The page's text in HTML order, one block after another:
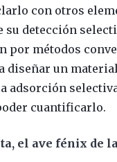
con otros
su detección
por métodos
diseñar un
adsorción
cuantificarlo.
el ave fénix de